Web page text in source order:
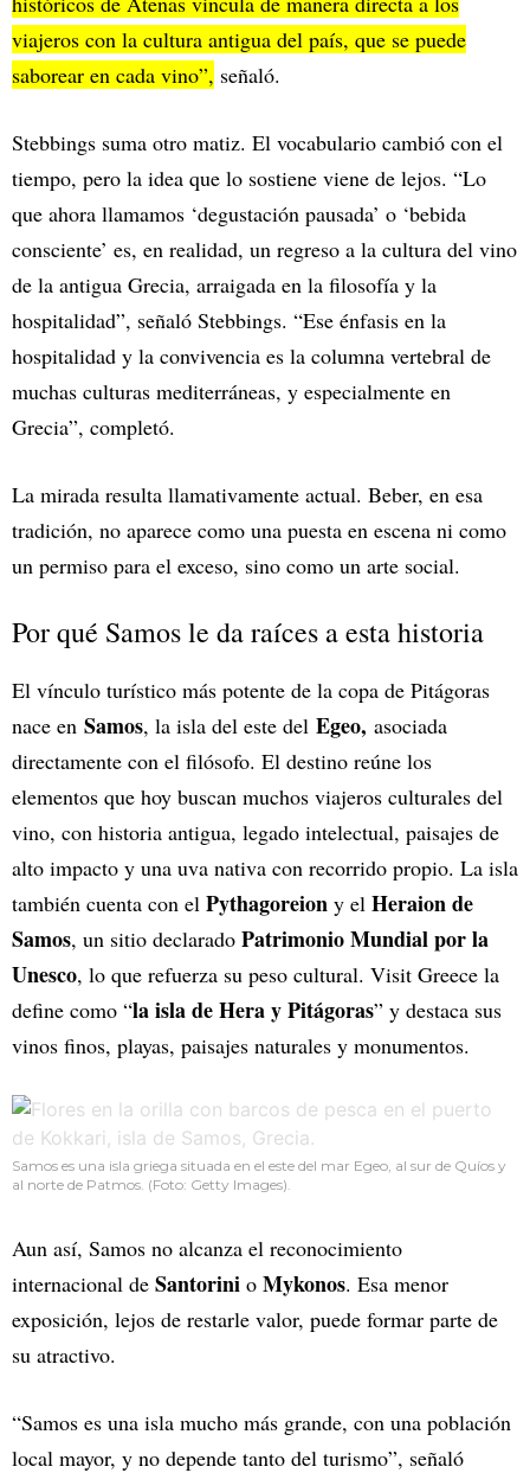
viajeros con la cultura antigua del país, que se puede
saborear en cada vino”, señaló.
Stebbings suma otro matiz. El vocabulario cambió con el
tiempo, pero la idea que lo sostiene viene de lejos. “Lo
que ahora llamamos ‘degustación pausada’ o ‘bebida
consciente’ es, en realidad, un regreso a la cultura del vino
de la antigua Grecia, arraigada en la filosofía y la
hospitalidad”, señaló Stebbings. “Ese énfasis en la
hospitalidad y la convivencia es la columna vertebral de
muchas culturas mediterráneas, y especialmente en
Grecia”, completó.
La mirada resulta llamativamente actual. Beber, en esa
tradición, no aparece como una puesta en escena ni como
un permiso para el exceso, sino como un arte social.
Por qué Samos le da raíces a esta historia
El vínculo turístico más potente de la copa de Pitágoras
nace en Samos, la isla del este del Egeo, asociada
directamente con el filósofo. El destino reúne los
elementos que hoy buscan muchos viajeros culturales del
vino, con historia antigua, legado intelectual, paisajes de
alto impacto y una uva nativa con recorrido propio. La isla
también cuenta con el Pythagoreion y el Heraion de
Samos, un sitio declarado Patrimonio Mundial por la
Unesco, lo que refuerza su peso cultural. Visit Greece la
define como “la isla de Hera y Pitágoras” y destaca sus
vinos finos, playas, paisajes naturales y monumentos.
Samos es una isla griega situada en el este del mar Egeo, al sur de Quíos y
al norte de Patmos. (Foto: Getty Images).
Aun así, Samos no alcanza el reconocimiento
internacional de Santorini o Mykonos. Esa menor
exposición, lejos de restarle valor, puede formar parte de
su atractivo.
“Samos es una isla mucho más grande, con una población
local mayor, y no depende tanto del turismo”, señaló